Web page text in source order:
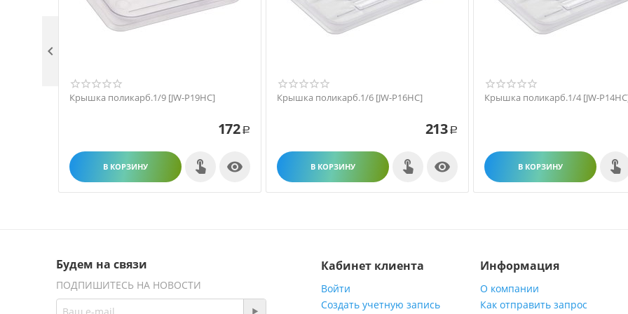
Крышка поликарб.1/9 [JW-P19HC]
172 Р
В КОРЗИНУ 
Крышка поликарб.1/6 [JW-P16HC]
213 Р
В КОРЗИНУ 
Крышка поликарб.1/4 [JW-
В КОРЗИНУ

Будем на связи
ПОДПИШИТЕСЬ НА НОВОСТИ
Кабинет клиента
Войти
Создать учетную запись
Информация
О компании
Как отправить запрос